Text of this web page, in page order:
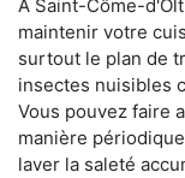
À Saint-Côme-
maintenir votre
surtout le plan de
insectes nuisibles
Vous pouvez faire
manière
laver la saleté